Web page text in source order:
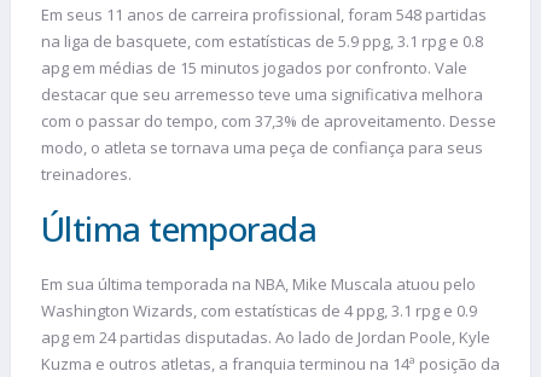
Em seus 11 anos de carreira profissional, foram 548 partidas
na liga de basquete, com estatísticas de 5.9 ppg, 3.1 rpg e 0.8
apg em médias de 15 minutos jogados por confronto. Vale
destacar que seu arremesso teve uma significativa melhora
com o passar do tempo, com 37,3% de aproveitamento. Desse
modo, o atleta se tornava uma peça de confiança para seus
treinadores.
Última temporada
Em sua última temporada na NBA, Mike Muscala atuou pelo
Washington Wizards, com estatísticas de 4 ppg, 3.1 rpg e 0.9
apg em 24 partidas disputadas. Ao lado de Jordan Poole, Kyle
Kuzma e outros atletas, a franquia terminou na 14ª posição da